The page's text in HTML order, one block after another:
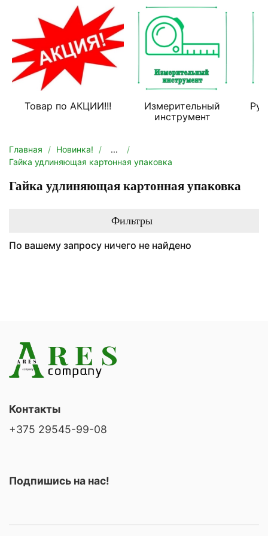
Товар по АКЦИИ!!!
Измерительный
инструмент
Главная Новинка!
...
Гайка удлиняющая картонная упаковка
Гайка удлиняющая картонная упаковка
Фильтры
По вашему запросу ничего не найдено
Контакты
+375 29545-99-08
Подпишись на нас!